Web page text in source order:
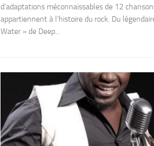
d’adaptations méconnaissables de 12
appartiennent à l’histoire du rock. Du
Water » de Deep...